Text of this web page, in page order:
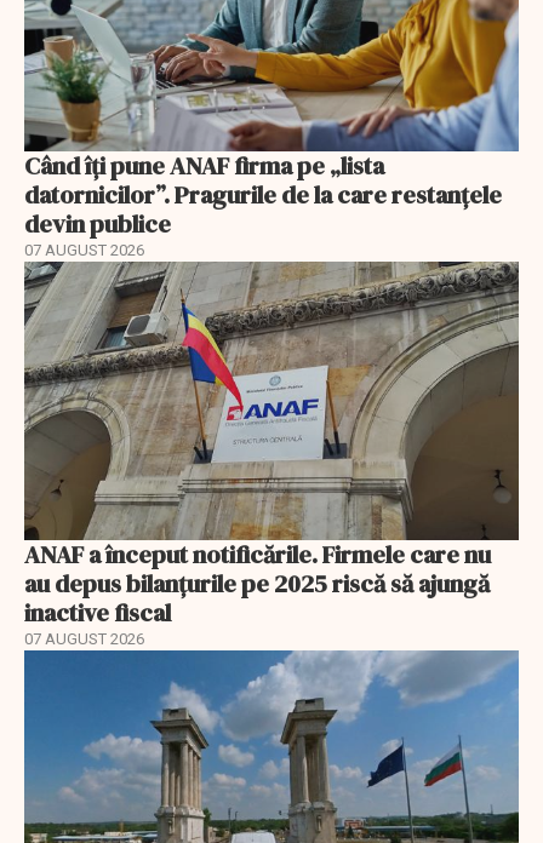
Când îți pune ANAF firma pe „lista
datornicilor”. Pragurile de la care restanțele
devin publice
07 AUGUST 2026
ANAF a început notificările. Firmele care nu
au depus bilanțurile pe 2025 riscă să ajungă
inactive fiscal
07 AUGUST 2026